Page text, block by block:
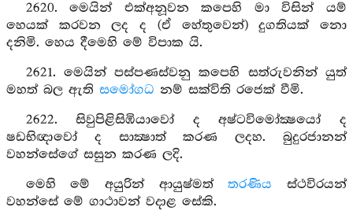
2620. මෙයින් එක්අනූවන කපෙහි මා විසින් යම්
හෙයක් කරවන ලද ද (ඒ හේතුවෙන්) දුගතියක් නො
දනිමි. හෙය දීමෙහි මේ විපාක යි.
2621. මෙයින් පස්පණස්වනු කපෙහි සත්රුවනින් යුත්
මහත් බල ඇති සමෝගධ නම් සක්විති රජෙක් වීමි.
2622. සිවුපිළිසිඹියාවෝ ද අෂ්ටවිමෝක්‍ෂයෝ ද
ෂඩභිඥාවෝ ද සාක්‍ෂාත් කරණ ලදහ. බුදුරජානන්
වහන්සේගේ සසුන කරණ ලදි.
මෙහි මේ අයුරින් ආයුෂ්මත්තරණිය ස්ථවිරයන්
වහන්සේ මේ ගාථාවන් වදාළ සේකි.